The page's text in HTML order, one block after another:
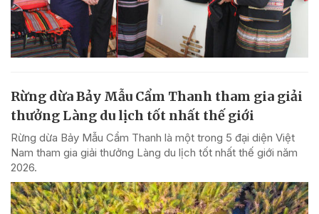
Rừng dừa Bảy Mẫu Cẩm Thanh tham gia giải
thưởng Làng du lịch tốt nhất thế giới
Rừng dừa Bảy Mẫu Cẩm Thanh là một trong 5 đại diện Việt
Nam tham gia giải thưởng Làng du lịch tốt nhất thế giới năm
2026.